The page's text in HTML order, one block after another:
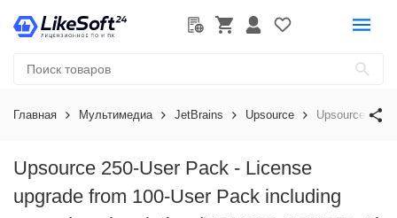
Главная Мультимедиа JetBrains Upsource Upsource 250-
Upsource 250-User Pack - License
upgrade from 100-User Pack including